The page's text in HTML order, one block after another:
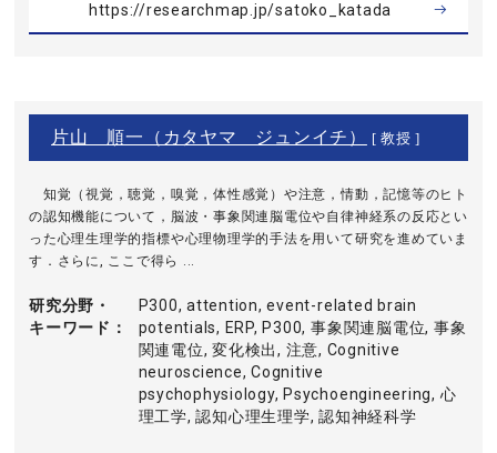
https://researchmap.jp/satoko_katada
片山 順一（カタヤマ ジュンイチ） [ 教授 ]
知覚（視覚，聴覚，嗅覚，体性感覚）や注意，情動，記憶等のヒト
の認知機能について，脳波・事象関連脳電位や自律神経系の反応とい
った心理生理学的指標や心理物理学的手法を用いて研究を進めていま
す．さらに, ここで得ら ...
研究分野・
キーワード
P300, attention, event-related brain
potentials, ERP, P300, 事象関連脳電位, 事象
関連電位, 変化検出, 注意, Cognitive
neuroscience, Cognitive
psychophysiology, Psychoengineering, 心
理工学, 認知心理生理学, 認知神経科学